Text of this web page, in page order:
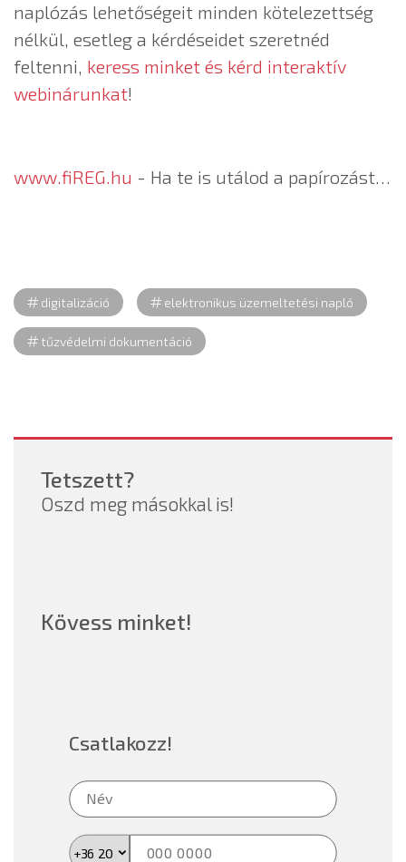
naplózás lehetőségeit minden kötelezettség
nélkül, esetleg a kérdéseidet szeretnéd
feltenni, keress minket és kérd interaktív
webinárunkat!
www.fiREG.hu - Ha te is utálod a papírozást…
digitalizáció elektronikus üzemeltetési napló
tűzvédelmi dokumentáció
Tetszett?
Oszd meg másokkal is!
Kövess minket!
Csatlakozz!